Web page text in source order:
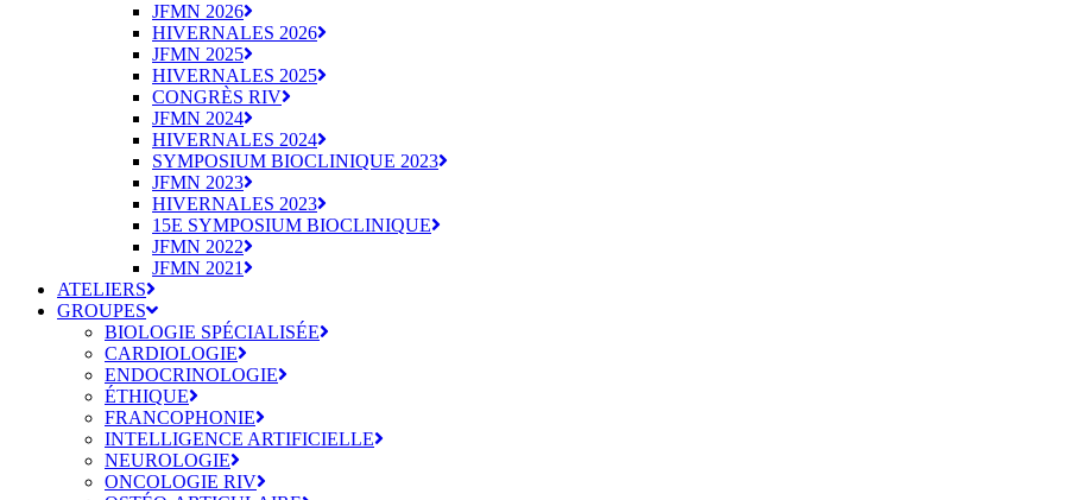
JFMN 2026
HIVERNALES 2026
JFMN 2025
HIVERNALES 2025
CONGRÈS RIV
JFMN 2024
HIVERNALES 2024
SYMPOSIUM BIOCLINIQUE 2023
JFMN 2023
HIVERNALES 2023
15E SYMPOSIUM BIOCLINIQUE
JFMN 2022
JFMN 2021
ATELIERS
GROUPES
BIOLOGIE SPÉCIALISÉE
CARDIOLOGIE
ENDOCRINOLOGIE
ÉTHIQUE
FRANCOPHONIE
INTELLIGENCE ARTIFICIELLE
NEUROLOGIE
ONCOLOGIE RIV